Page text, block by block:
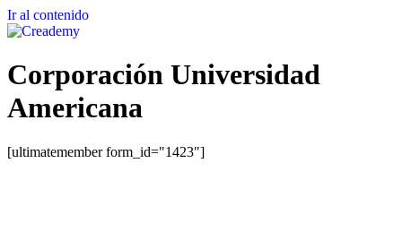
Ir al contenido
Corporación Universidad
Americana
[ultimatemember form_id="1423"]